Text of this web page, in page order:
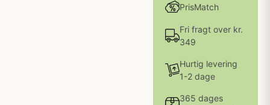
PrisMatch
Fri fragt over kr.
349
Hurtig levering
1-2 dage
365 dages